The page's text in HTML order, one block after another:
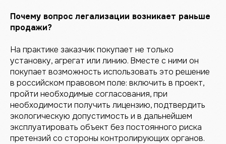
Почему вопрос легализации возникает раньше
продажи?
На практике заказчик покупает не только
установку, агрегат или линию. Вместе с ними он
покупает возможность использовать это решение
в российском правовом поле: включить в проект,
пройти необходимые согласования, при
необходимости получить лицензию, подтвердить
экологическую допустимость и в дальнейшем
эксплуатировать объект без постоянного риска
претензий со стороны контролирующих органов.